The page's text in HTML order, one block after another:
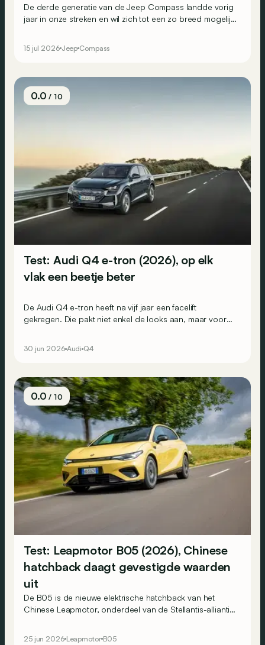
De derde generatie van de Jeep Compass landde vorig
jaar in onze streken en wil zich tot een zo breed mogelijk
wordt nu aangevuld met een plug-inhybride die voor
15 jul 2026 Jeep Compass
0.0/ 10
Test: Audi Q4 e-tron (2026), op elk
vlak een beetje beter
De Audi Q4 e-tron heeft na vijf jaar een facelift
gekregen. Die pakt niet enkel de looks aan, maar vooral
steeds sterkere concurrentie?
30 jun 2026 Audi Q4
0.0/ 10
Test: Leapmotor B05 (2026), Chinese
hatchback daagt gevestigde waarden
uit
De B05 is de nieuwe elektrische hatchback van het
Chinese Leapmotor, onderdeel van de Stellantis-alliantie.
25 jun 2026 Leapmotor B05